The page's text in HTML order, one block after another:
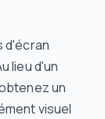
d'écran
lieu d'un
un
visuel